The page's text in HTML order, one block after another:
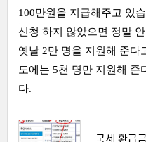
100만원을 지급해주고 있
신청 하지 않았으면 정말
옛날 2만 명을 지원해 준다
도에는 5천 명만 지원해 준
다.